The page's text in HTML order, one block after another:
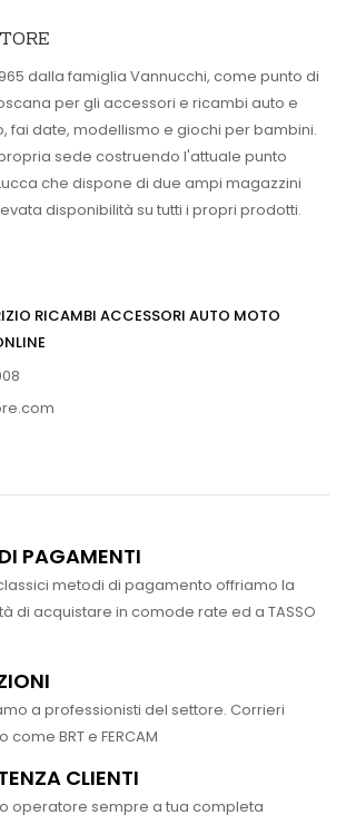
dalla famiglia Vannucchi, come punto di
per gli accessori e ricambi auto e
fai date, modellismo e giochi per bambini.
sede costruendo l'attuale punto
che dispone di due ampi magazzini
disponibilità su tutti i propri prodotti.
RICAMBI ACCESSORI AUTO MOTO
PAGAMENTI
metodi di pagamento offriamo la
di acquistare in comode rate ed a TASSO
a professionisti del settore. Corrieri
come BRT e FERCAM
CLIENTI
operatore sempre a tua completa